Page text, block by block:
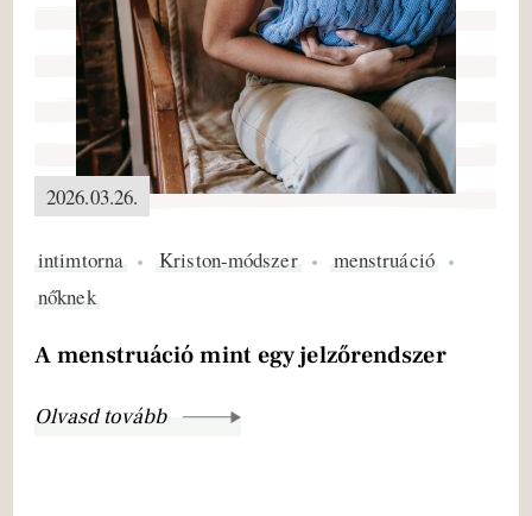
2026.03.26.
intimtorna Kriston-módszer
menstruáció
nőknek
A menstruáció mint egy jelzőrendszer
Olvasd tovább